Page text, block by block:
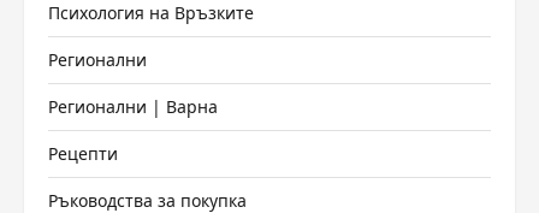
Психология на Връзките
Регионални
Регионални | Варна
Рецепти
Ръководства за покупка